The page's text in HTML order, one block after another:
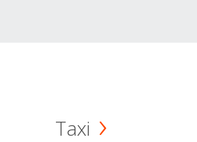
Taxi